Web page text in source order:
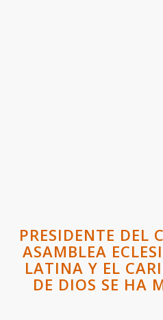
PRESIDENTE DEL
ASAMBLEA
LATINA Y EL
DE DIOS SE HA